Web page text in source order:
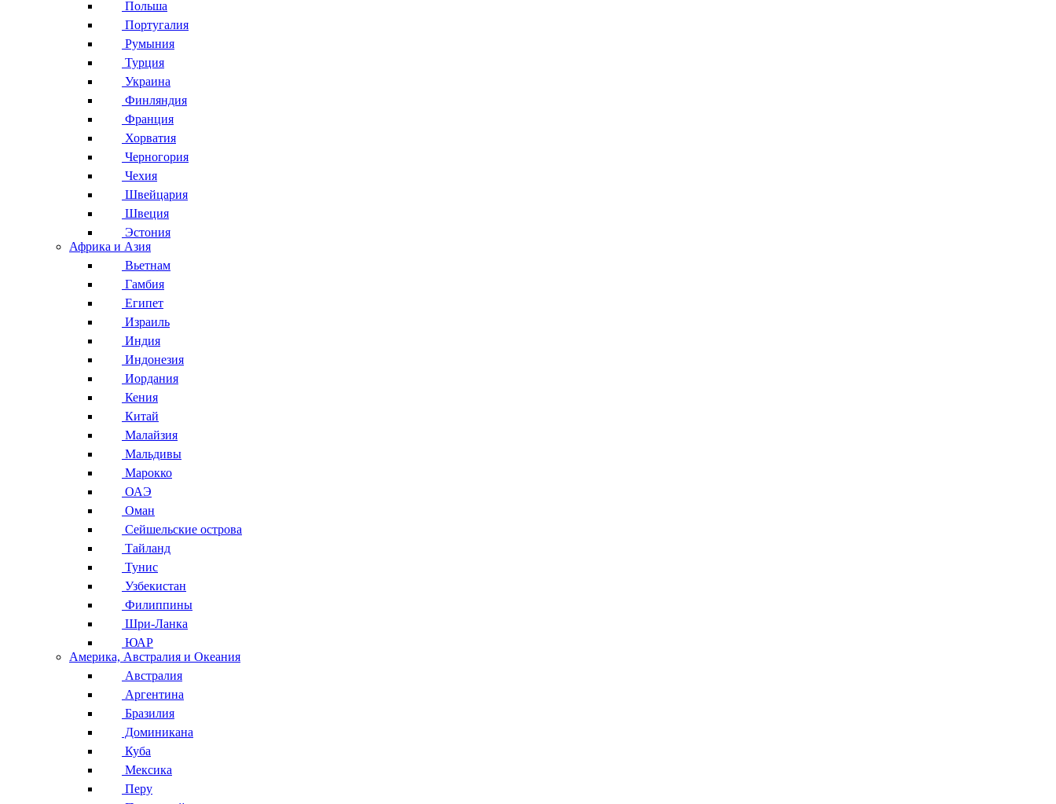
Польша
Португалия
Румыния
Турция
Украина
Финляндия
Франция
Хорватия
Черногория
Чехия
Швейцария
Швеция
Эстония
Африка и Азия
Вьетнам
Гамбия
Египет
Израиль
Индия
Индонезия
Иордания
Кения
Китай
Малайзия
Мальдивы
Марокко
ОАЭ
Оман
Сейшельские острова
Тайланд
Тунис
Узбекистан
Филиппины
Шри-Ланка
ЮАР
Америка, Австралия и Океания
Австралия
Аргентина
Бразилия
Доминикана
Куба
Мексика
Перу